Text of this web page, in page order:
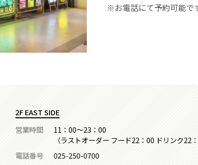
※お電話にて予約可能で
2F EAST SIDE
営業時間
11：00～23：00
（ラストオーダー フード22：00 ドリンク22
電話番号
025-250-0700